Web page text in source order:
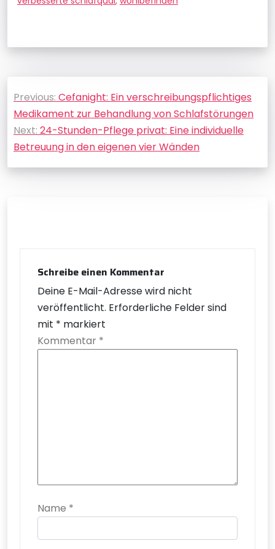
Beitragsnavigation
Previous: Cefanight: Ein verschreibungspflichtiges
Medikament zur Behandlung von Schlafstörungen
Next: 24-Stunden-Pflege privat: Eine individuelle
Betreuung in den eigenen vier Wänden
Schreibe einen Kommentar
Deine E-Mail-Adresse wird nicht
veröffentlicht. Erforderliche Felder sind
mit * markiert
Kommentar *
Name *